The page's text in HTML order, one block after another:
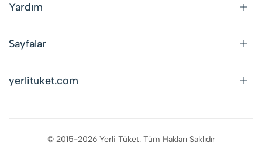
Yardım
Sayfalar
yerlituket.com
© 2015-2026 Yerli Tüket. Tüm Hakları Saklıdır